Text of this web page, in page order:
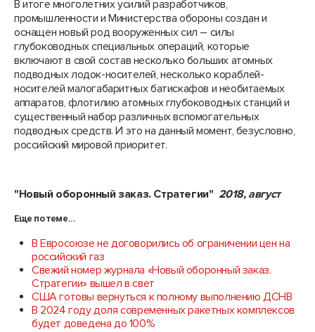
В итоге многолетних усилий разработчиков,
промышленности и Министерства обороны создан и
оснащен новый род вооруженных сил – силы
глубоководных специальных операций, которые
включают в свой состав несколько больших атомных
подводных лодок-носителей, несколько кораблей-
носителей малогабаритных батискафов и необитаемых
аппаратов, флотилию атомных глубоководных станций и
существенный набор различных вспомогательных
подводных средств. И это на данный момент, безусловно,
российский мировой приоритет.
"Новый оборонный заказ. Стратегии" 2018, август
Еще по теме...
В Евросоюзе не договорились об ограничении цен на
российский газ
Свежий номер журнала «Новый оборонный заказ.
Стратегии» вышел в свет
США готовы вернуться к полному выполнению ДСНВ
В 2024 году доля современных ракетных комплексов
будет доведена до 100%